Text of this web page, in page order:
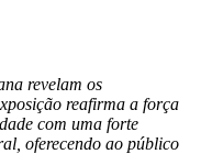
revelam os
reafirma a força
com uma forte
oferecendo ao público